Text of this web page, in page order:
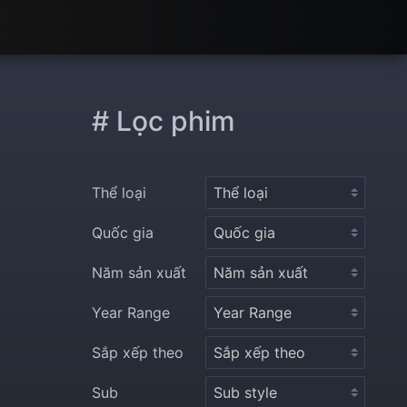
# Lọc phim
Thể loại
Quốc gia
Năm sản xuất
Year Range
Sắp xếp theo
Sub